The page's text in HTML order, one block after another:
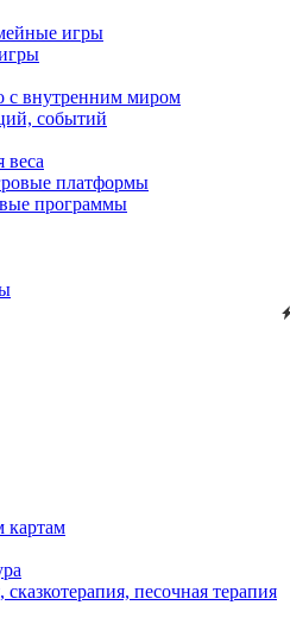
игры
с внутренним миром
событий
веса
платформы
программы
картам
песочная терапия